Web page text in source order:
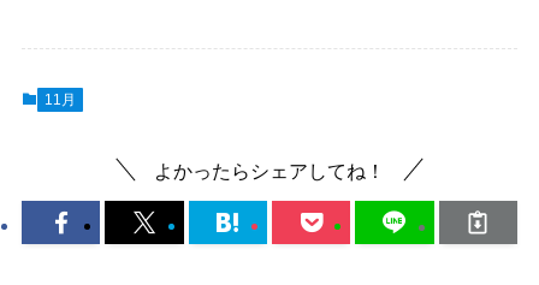
11月
よかったらシェアしてね！